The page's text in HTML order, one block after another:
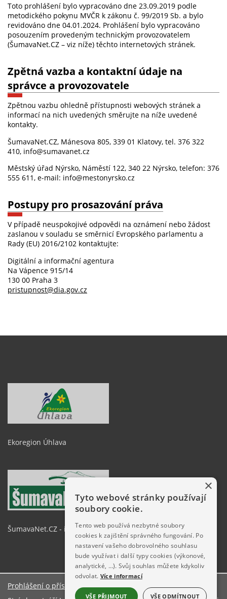
Toto prohlášení bylo vypracováno dne 23.09.2019 podle
metodického pokynu MVČR k zákonu č. 99/2019 Sb. a bylo
revidováno dne 04.01.2024. Prohlášení bylo vypracováno
posouzením provedeným technickým provozovatelem
(ŠumavaNet.CZ – viz níže) těchto internetových stránek.
Zpětná vazba a kontaktní údaje na
správce a provozovatele
Zpětnou vazbu ohledně přístupnosti webových stránek a
informací na nich uvedených směrujte na níže uvedené
kontakty.
ŠumavaNet.CZ, Mánesova 805, 339 01 Klatovy, tel. 376 322
410, info@sumavanet.cz
Městský úřad Nýrsko, Náměstí 122, 340 22 Nýrsko, telefon: 376
555 611, e-mail: info@mestonyrsko.cz
Postupy pro prosazování práva
V případě neuspokojivé odpovědi na oznámení nebo žádost
zaslanou v souladu se směrnicí Evropského parlamentu a
Rady (EU) 2016/2102 kontaktujte:
Digitální a informační agentura
Na Vápence 915/14
130 00 Praha 3
pristupnost@dia.gov.cz
Ekoregion Úhlava
ŠumavaNet.CZ - informace o regionu
Prohlášení o přístupnosti
O stránkách
×
Tyto webové stránky používají
soubory cookie.
Tento web používá nezbytné soubory
cookies k zajištění správného fungování. Po
nastavení vašeho dobrovolného souhlasu
bude využívat i další typy cookies (výkonové,
analytické, …). Svůj souhlas můžete kdykoliv
odvolat. Více informací
VŠE PŘIJMOUT VŠE ODMÍTNOUT